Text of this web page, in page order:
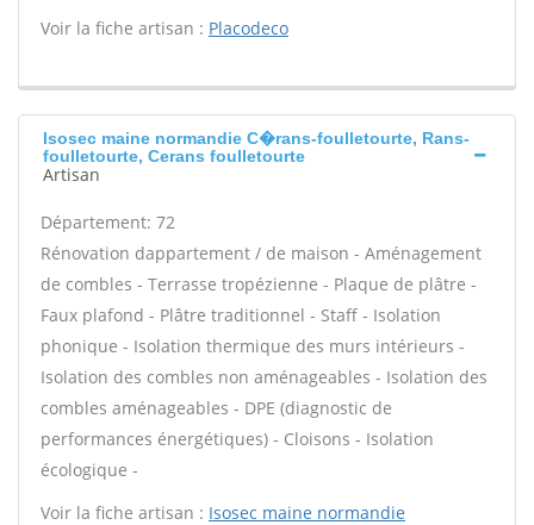
Voir la fiche artisan : Placodeco
Isosec maine normandie C�rans-foulletourte, Rans-
foulletourte, Cerans foulletourte
Artisan
Département: 72
Rénovation dappartement / de maison - Aménagement
de combles - Terrasse tropézienne - Plaque de plâtre -
Faux plafond - Plâtre traditionnel - Staff - Isolation
phonique - Isolation thermique des murs intérieurs -
Isolation des combles non aménageables - Isolation des
combles aménageables - DPE (diagnostic de
performances énergétiques) - Cloisons - Isolation
écologique -
Voir la fiche artisan : Isosec maine normandie